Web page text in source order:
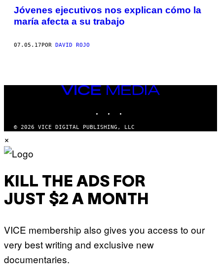
Jóvenes ejecutivos nos explican cómo la
maría afecta a su trabajo
07.05.17POR DAVID ROJO
VICE
MEDIA
© 2026 VICE DIGITAL PUBLISHING, LLC
×
KILL THE ADS FOR
JUST $2 A MONTH
VICE membership also gives you access to our
very best writing and exclusive new
documentaries.